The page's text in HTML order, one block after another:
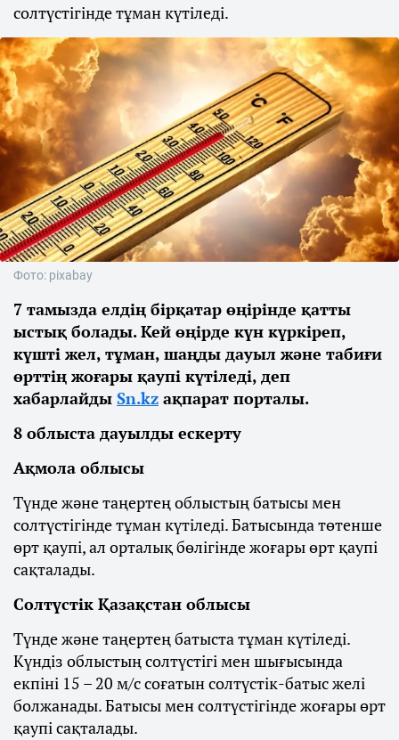
солтүстігінде тұман күтіледі.
Фото: pixabay
7 тамызда елдің бірқатар өңірінде қатты
ыстық болады. Кей өңірде күн күркіреп,
күшті жел, тұман, шаңды дауыл және табиғи
өрттің жоғары қаупі күтіледі, деп
хабарлайды Sn.kz ақпарат порталы.
8 облыста дауылды ескерту
Ақмола облысы
Түнде және таңертең облыстың батысы мен
солтүстігінде тұман күтіледі. Батысында төтенше
өрт қаупі, ал орталық бөлігінде жоғары өрт қаупі
сақталады.
Солтүстік Қазақстан облысы
Түнде және таңертең батыста тұман күтіледі.
Күндіз облыстың солтүстігі мен шығысында
екпіні 15 – 20 м/с соғатын солтүстік-батыс желі
болжанады. Батысы мен солтүстігінде жоғары өрт
қаупі сақталады.